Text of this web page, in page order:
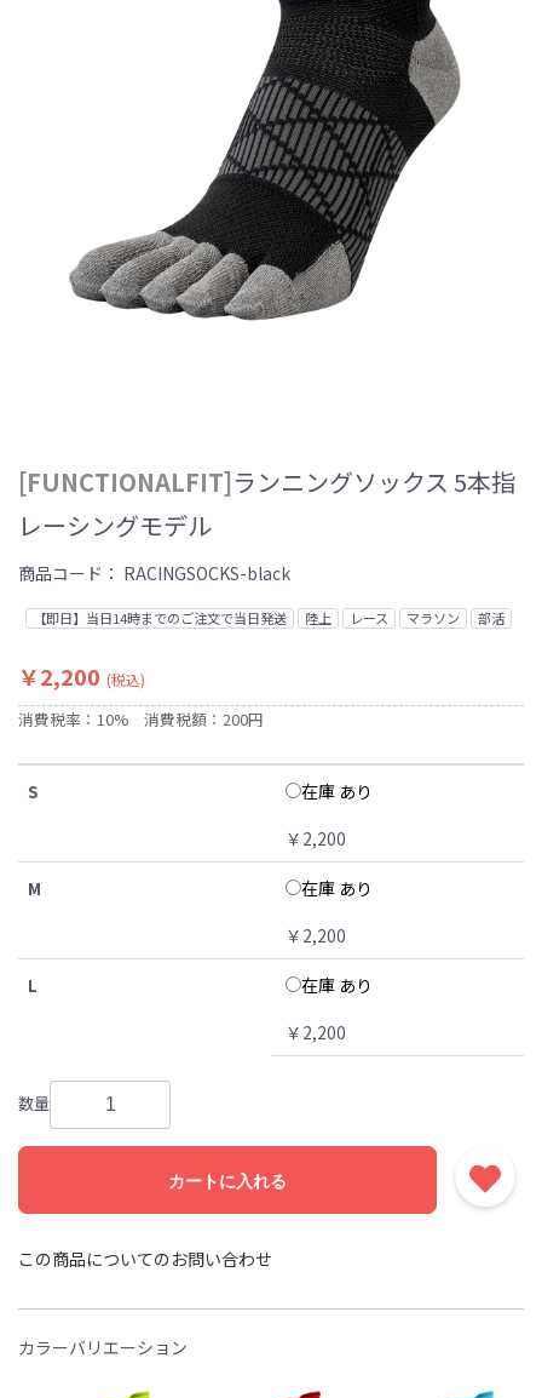
[FUNCTIONALFIT]ランニングソックス 5本指
レーシングモデル
商品コード： RACINGSOCKS-black
【即日】当日14時までのご注文で当日発送 陸上 レース マラソン 部活
￥2,200 (税込)
消費税率：10% 消費税額：200円
S
在庫 あり
￥2,200
M
在庫 あり
￥2,200
L
在庫 あり
￥2,200
数量
カートに入れる
この商品についてのお問い合わせ
カラーバリエーション